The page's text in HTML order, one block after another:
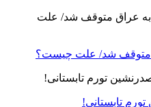
متوقف شد/ علت چیست؟